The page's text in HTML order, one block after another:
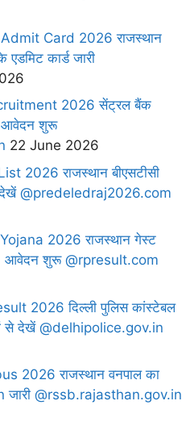
Card 2026 राजस्थान
एडमिट कार्ड जारी
2026 सेंट्रल बैंक
आवेदन शुरू
22 June 2026
2026 राजस्थान बीएसटीसी
देखें @predeledraj2026.com
2026 राजस्थान गेस्ट
आवेदन शुरू @rpresult.com
2026 दिल्ली पुलिस कांस्टेबल
से देखें @delhipolice.gov.in
2026 राजस्थान वनपाल का
@rssb.rajasthan.gov.in